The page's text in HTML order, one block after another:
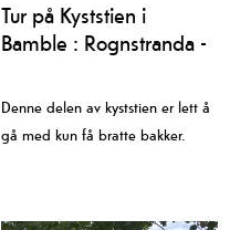
Tur på Kyststien i
Bamble : Rognstranda -
Denne delen av kyststien er lett å
gå med kun få bratte bakker.